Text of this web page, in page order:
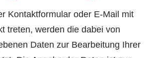
Kontaktformular oder E-Mail mit
treten, werden die dabei von
Daten zur Bearbeitung Ihrer